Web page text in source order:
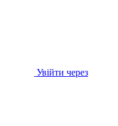
Увійти через